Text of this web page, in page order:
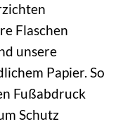
Flaschen
unsere
Papier. So
Fußabdruck
Schutz